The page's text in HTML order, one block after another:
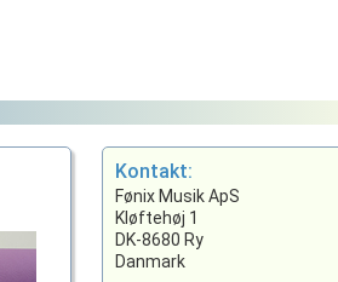
Kontakt:
Fønix Musik ApS
Kløftehøj 1
DK-8680 Ry
Danmark